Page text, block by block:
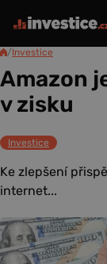
/Investice
Amazon
v zisku
Investice
Ke zlepšení
internet...